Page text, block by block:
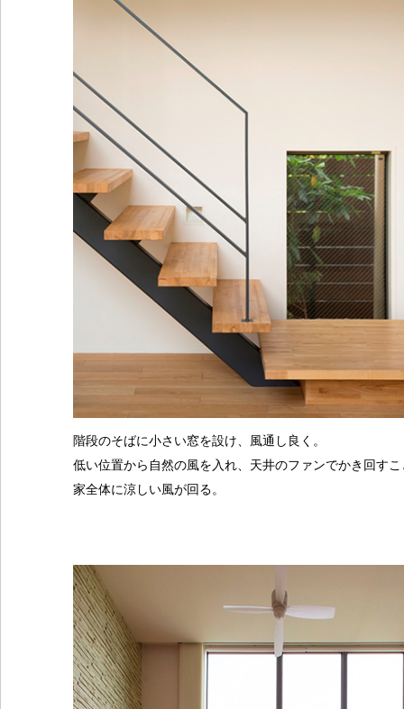
階段のそばに小さい窓を設け、風通し良く。
低い位置から自然の風を入れ、天井のファンでかき回すこ
家全体に涼しい風が回る。